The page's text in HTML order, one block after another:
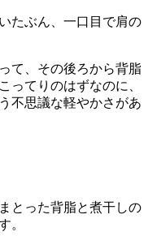
たぶん、一口目で肩の
て、その後ろから背脂
ってりのはずなのに、
不思議な軽やかさがあ
とった背脂と煮干しの
。